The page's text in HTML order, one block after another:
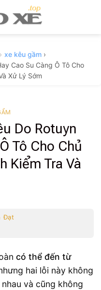
xe kêu gầm ›
Cao Su Càng Ô Tô Cho
Xử Lý Sớm
Do Rotuyn
Tô Cho Chủ
Kiểm Tra Và
Đạt
có thể đến từ
hai lỗi này không
và cũng không